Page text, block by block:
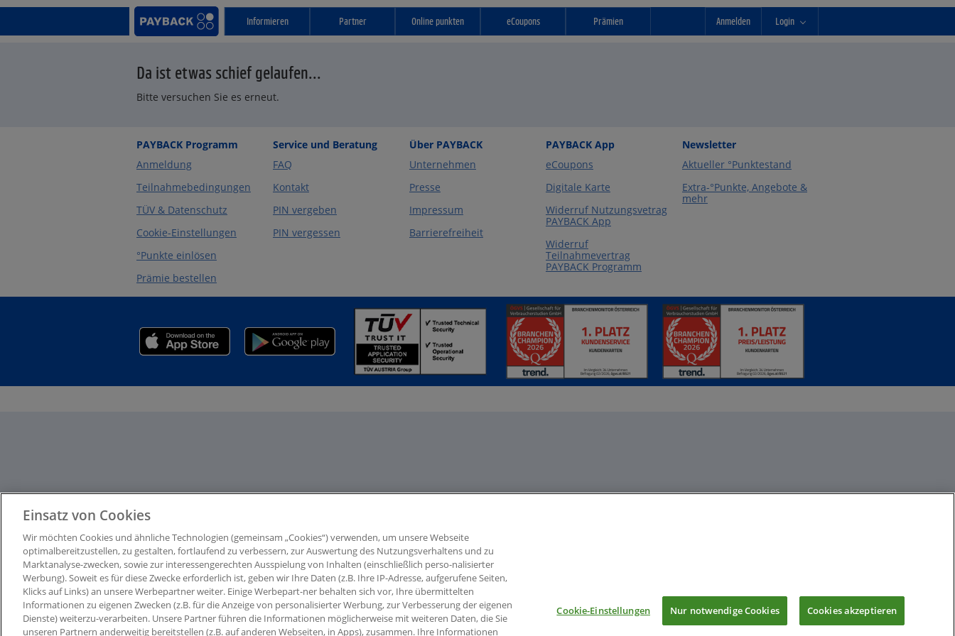
Informieren Partner Online punkten eCoupons Prämien Anmelden Login
Da ist etwas schief gelaufen...
Bitte versuchen Sie es erneut.
PAYBACK Programm
Anmeldung
Teilnahmebedingungen
TÜV & Datenschutz
Cookie-Einstellungen
°Punkte einlösen
Prämie bestellen
Service und Beratung
FAQ
Kontakt
PIN vergeben
PIN vergessen
Über PAYBACK
Unternehmen
Presse
Impressum
Barrierefreiheit
PAYBACK App
eCoupons
Digitale Karte
Widerruf Nutzungsvetrag
PAYBACK App
Widerruf
Teilnahmevertrag
PAYBACK Programm
Newsletter
Aktueller °Punktestand
Extra-°Punkte, Angebote &
mehr
Einsatz von Cookies
Wir möchten Cookies und ähnliche Technologien (gemeinsam „Cookies“) verwenden, um unsere Webseite
optimalbereitzustellen, zu gestalten, fortlaufend zu verbessern, zur Auswertung des Nutzungsverhaltens und zu
Marktanalyse-zwecken, sowie zur interessengerechten Ausspielung von Inhalten (einschließlich perso-nalisierter
Werbung). Soweit es für diese Zwecke erforderlich ist, geben wir Ihre Daten (z.B. Ihre IP-Adresse, aufgerufene Seiten,
Klicks auf Links) an unsere Werbepartner weiter. Einige Werbepart-ner behalten sich vor, Ihre übermittelten
Informationen zu eigenen Zwecken (z.B. für die Anzeige von personalisierter Werbung, zur Verbesserung der eigenen
Dienste) weiterzu-verarbeiten. Unsere Partner führen die Informationen möglicherweise mit weiteren Daten, die Sie
unseren Partnern anderweitig bereitstellen (z.B. auf anderen Webseiten, in Apps), zusammen. Ihre Informationen
Cookie-Einstellungen Nur notwendige Cookies Cookies akzeptieren